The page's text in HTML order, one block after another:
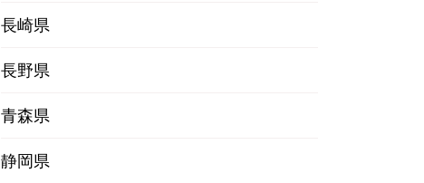
長崎県
長野県
青森県
静岡県